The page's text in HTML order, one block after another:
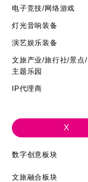
电子竞技/网络游戏
灯光音响装备
演艺娱乐装备
文旅产业/旅行社/景点/
主题乐园
IP代理商
X
数字创意板块
文旅融合板块